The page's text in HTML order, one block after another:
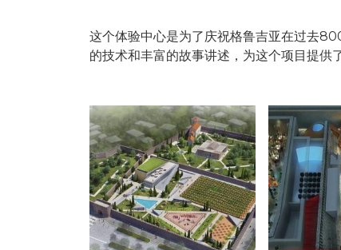
这个体验中心是为了庆祝格鲁吉亚在过去
的技术和丰富的故事讲述，为这个项目提供